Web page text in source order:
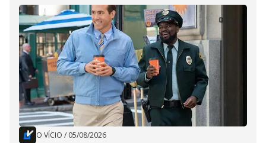
O VÍCIO / 05/08/2026